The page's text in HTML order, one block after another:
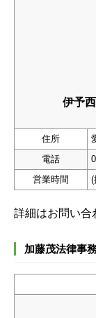
伊予
住所
電話
営業時間
(
詳細はお問い合
加藤茂法律事